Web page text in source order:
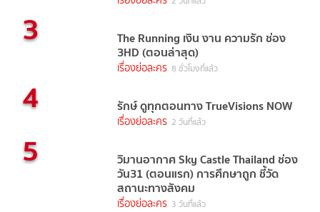
3 The Running เงิน งาน ความรัก ช่อง
3HD (ตอนล่าสุด)
เรื่องย่อละคร 8 ชั่วโมงที่แล้ว
4 รักษ์ ดูทุกตอนทาง TrueVisions NOW
เรื่องย่อละคร 2 วันที่แล้ว
5 วิมานอากาศ Sky Castle Thailand ช่อง
วัน31 (ตอนแรก) การศึกษาถูก ชี้วัด
สถานะทางสังคม
เรื่องย่อละคร 3 วันที่แล้ว